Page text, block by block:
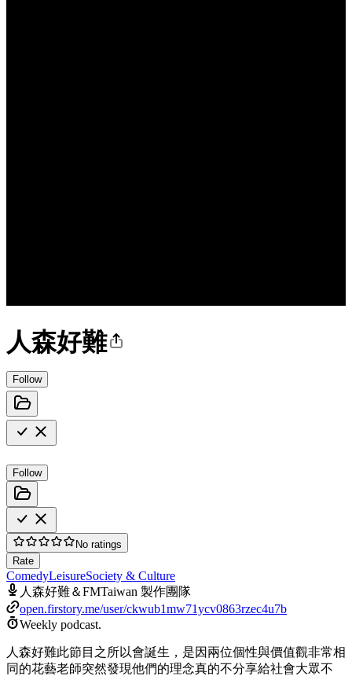
人森好難
Follow
Follow
No ratings
Rate
ComedyLeisureSociety & Culture
人森好難＆FMTaiwan 製作團隊
open.firstory.me/user/ckwub1mw71ycv0863rzec4u7b
Weekly podcast.
人森好難此節目之所以會誕生，是因兩位個性與價值觀非常相
同的花藝老師突然發現他們的理念真的不分享給社會大眾不